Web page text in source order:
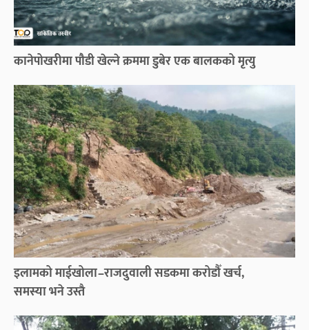
कानेपोखरीमा पौडी खेल्ने क्रममा डुबेर एक बालकको मृत्यु
इलामको माईखोला–राजदुवाली सडकमा करोडौँ खर्च,
समस्या भने उस्तै